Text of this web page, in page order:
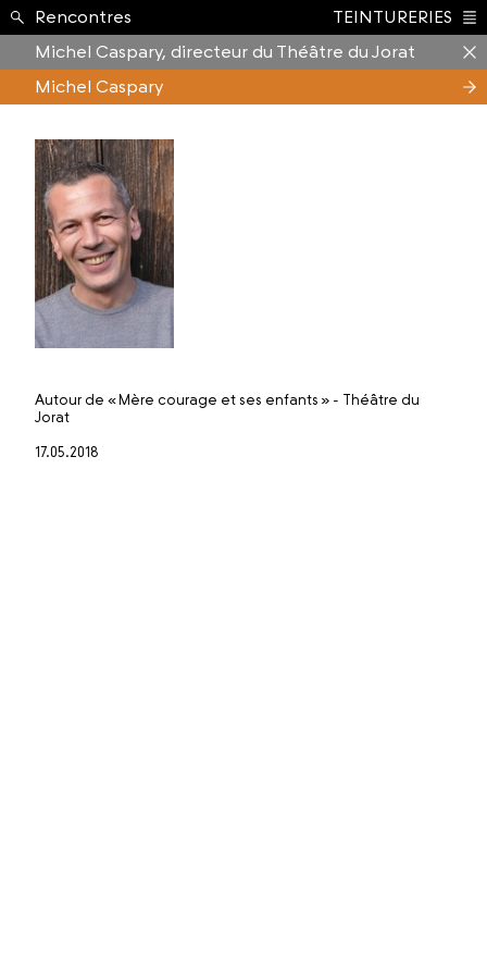
Formation ›
Rencontres
TEINTURERIES
Index
Michel Caspary, directeur du Théâtre du Jorat
Michel Caspary
Autour de « Mère courage et ses enfants » - Théâtre du
Jorat
17.05.2018